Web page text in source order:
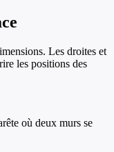
Les droites et
les positions des
où deux murs se